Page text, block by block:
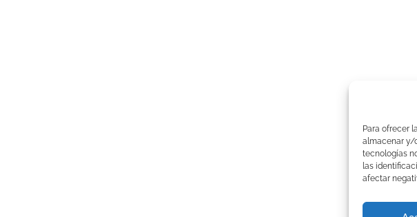
Para ofrecer
almacenar y/
tecnologías
las
afectar